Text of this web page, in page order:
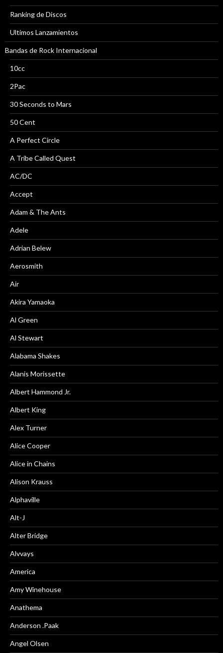
Ranking de Discos
Ultimos Lanzamientos
Bandas de Rock Internacional
10cc
2Pac
30 Seconds to Mars
50 Cent
A Perfect Circle
A Tribe Called Quest
AC/DC
Accept
Adam & The Ants
Adele
Adrian Belew
Aerosmith
Air
Akira Yamaoka
Al Green
Al Stewart
Alabama Shakes
Alanis Morissette
Albert Hammond Jr.
Albert King
Alex Turner
Alice Cooper
Alice in Chains
Alison Krauss
Alphaville
Alt-J
Alter Bridge
Alvvays
America
Amy Winehouse
Anathema
Anderson .Paak
Angel Olsen